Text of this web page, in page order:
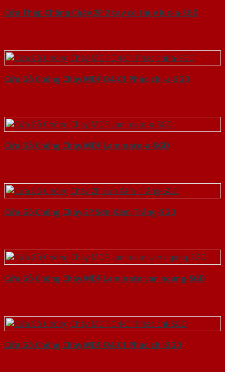
Cửa Thép Chống Cháy 2P 2 tay co thuy luc-a-SGD
Cửa Gỗ Chống Cháy MDF O4-C1 Phào chi-a-SGD
Cửa Gỗ Chống Cháy MDF Laminate-a-SGD
Cửa Gỗ Chống Cháy 2P Sơn Xám Trắng-SGD
Cửa Gỗ Chống Cháy MDF Laminate van ngang-SGD
Cửa Gỗ Chống Cháy MDF O4-C1 Phào chi-SGD